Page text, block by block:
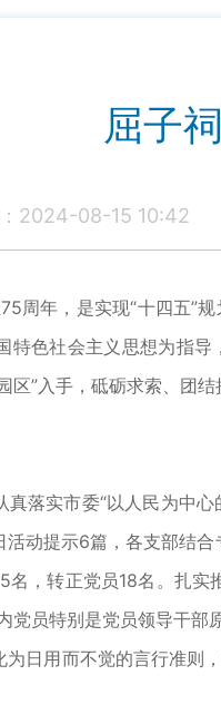
屈子
2024-08-15 10:42
年，是实现“十四五”规
特色社会主义思想为指
区”入手，砥砺求索、团
实市委“以人民为中心
动提示6篇，各支部结
名，转正党员18名。扎
党员特别是党员领导干
日用而不觉的言行准则